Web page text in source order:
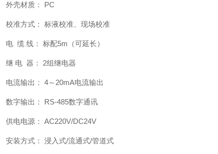
外壳材质： PC
校准方式： 标液校准、现场校准
电 缆 线： 标配5m（可延长）
继 电 器： 2组继电器
电流输出： 4～20mA电流输出
数字输出： RS-485数字通讯
供电电源： AC220V/DC24V
安装方式： 浸入式/流通式/管道式